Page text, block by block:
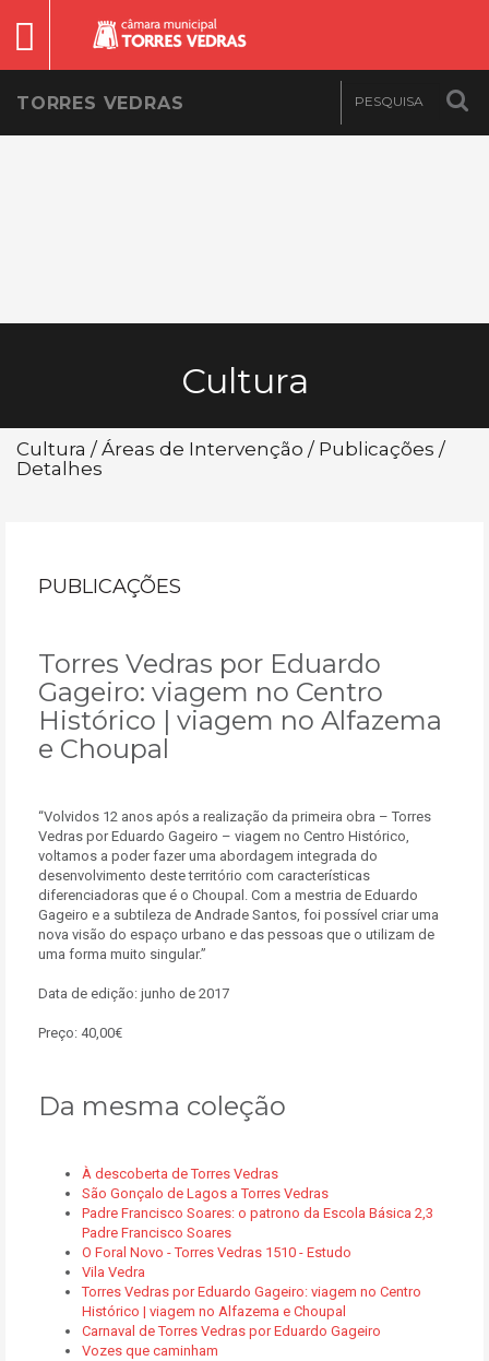
TORRES VEDRAS
Cultura
Cultura / Áreas de Intervenção / Publicações /
Detalhes
PUBLICAÇÕES
Torres Vedras por Eduardo
Gageiro: viagem no Centro
Histórico | viagem no Alfazema
e Choupal
“Volvidos 12 anos após a realização da primeira obra – Torres
Vedras por Eduardo Gageiro – viagem no Centro Histórico,
voltamos a poder fazer uma abordagem integrada do
desenvolvimento deste território com características
diferenciadoras que é o Choupal. Com a mestria de Eduardo
Gageiro e a subtileza de Andrade Santos, foi possível criar uma
nova visão do espaço urbano e das pessoas que o utilizam de
uma forma muito singular.”
Data de edição: junho de 2017
Preço: 40,00€
Da mesma coleção
À descoberta de Torres Vedras
São Gonçalo de Lagos a Torres Vedras
Padre Francisco Soares: o patrono da Escola Básica 2,3
Padre Francisco Soares
O Foral Novo - Torres Vedras 1510 - Estudo
Vila Vedra
Torres Vedras por Eduardo Gageiro: viagem no Centro
Histórico | viagem no Alfazema e Choupal
Carnaval de Torres Vedras por Eduardo Gageiro
Vozes que caminham